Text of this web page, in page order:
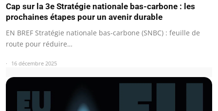
Cap sur la 3e Stratégie nationale bas-carbone : les
prochaines étapes pour un avenir durable
EN BREF Stratégie nationale bas-carbone (SNBC) : feuille de
route pour réduire…
16 décembre 2025